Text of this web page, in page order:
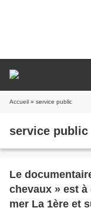
Accueil » service public
service public
Le
chevaux » est
mer La 1ère et